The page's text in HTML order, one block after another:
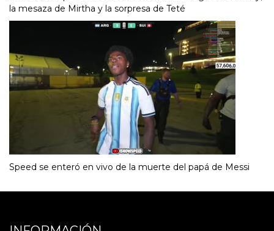
la mesaza de Mirtha y la sorpresa de Teté
Speed se enteró en vivo de la muerte del papá de Messi